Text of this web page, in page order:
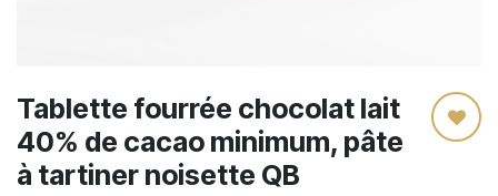
Tablette fourrée chocolat lait
40% de cacao minimum, pâte
à tartiner noisette QB